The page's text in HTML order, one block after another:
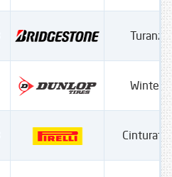
Winter
Cinturato